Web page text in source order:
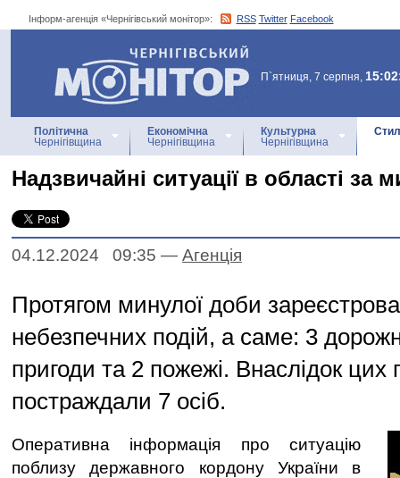
Інформ-агенція «Чернігівський монітор»: RSS Twitter Facebook
Інформ-агенція
«Чернігівський монітор»
П`ятниця, 7 серпня,
Політична
Чернігівщина
Економічна
Чернігівщина
Культурна
Чернігівщина
Надзвичайні ситуації в області за
04.12.2024 09:35 — Агенцiя
Протягом минулої доби
небезпечних подій, а саме: 3
пригоди та 2 пожежі. Внаслідок цих
постраждали 7 осіб.
Оперативна інформація про ситуацію
поблизу державного кордону України в